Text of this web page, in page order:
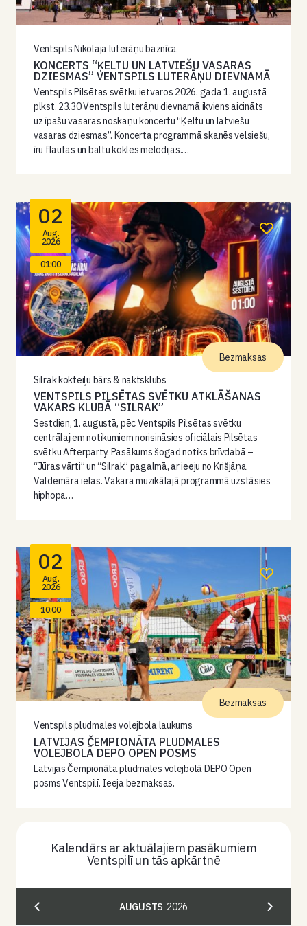
Ventspils Nikolaja luterāņu baznīca
KONCERTS “ĶELTU UN LATVIEŠU VASARAS
DZIESMAS” VENTSPILS LUTERĀŅU DIEVNAMĀ
Ventspils Pilsētas svētku ietvaros 2026. gada 1. augustā
plkst. 23.30 Ventspils luterāņu dievnamā ikviens aicināts
uz īpašu vasaras noskaņu koncertu “Ķeltu un latviešu
vasaras dziesmas”. Koncerta programmā skanēs velsiešu,
īru flautas un baltu kokles melodijas.…
02
Aug.
2026
01:00
Silrak kokteiļu bārs & naktsklubs
VENTSPILS PILSĒTAS SVĒTKU ATKLĀŠANAS
VAKARS KLUBĀ “SILRAK”
Sestdien, 1. augustā, pēc Ventspils Pilsētas svētku
centrālajiem notikumiem norisināsies oficiālais Pilsētas
svētku Afterparty. Pasākums šogad notiks brīvdabā –
“Jūras vārti” un “Silrak” pagalmā, ar ieeju no Krišjāņa
Valdemāra ielas. Vakara muzikālajā programmā uzstāsies
hiphopa…
Bezmaksas
02
Aug.
2026
10:00
Ventspils pludmales volejbola laukums
LATVIJAS ČEMPIONĀTA PLUDMALES
VOLEJBOLĀ DEPO OPEN POSMS
Latvijas Čempionāta pludmales volejbolā DEPO Open
posms Ventspilī. Ieeja bezmaksas.
Bezmaksas
Kalendārs ar aktuālajiem pasākumiem
Ventspilī un tās apkārtnē
AUGUSTS 2026